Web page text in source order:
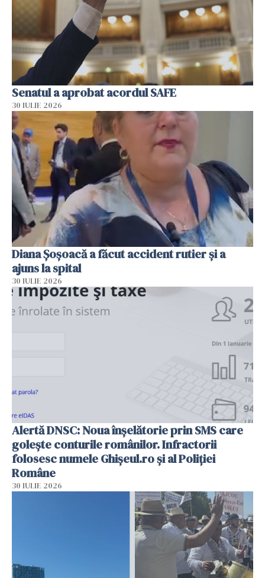
Senatul a aprobat acordul SAFE
30 IULIE 2026
Diana Șoșoacă a făcut accident rutier și a
ajuns la spital
30 IULIE 2026
Alertă DNSC: Noua înșelătorie prin SMS care
golește conturile românilor. Infractorii
folosesc numele Ghișeul.ro și al Poliției
Române
30 IULIE 2026